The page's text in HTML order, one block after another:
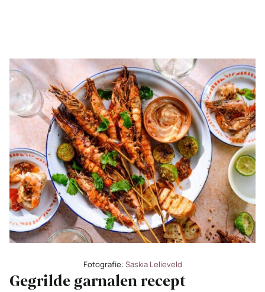
Fotografie: Saskia Lelieveld
Gegrilde garnalen recept